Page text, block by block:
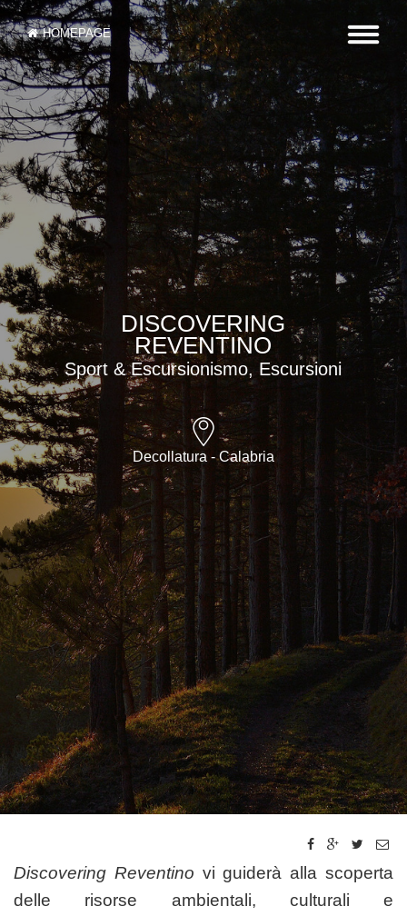
HOMEPAGE
DISCOVERING
REVENTINO
Sport & Escursionismo, Escursioni
Decollatura - Calabria
Discovering Reventino vi guiderà alla scoperta
delle risorse ambientali, culturali e